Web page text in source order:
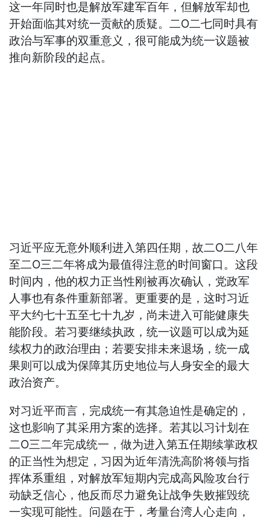
这一年同时也是解放军建军百年，但解放军却也
开始面临其对统一贡献的质疑。二Ο二七同时具有
政治与军事的双重意义，很可能成为统一议题被
推向新阶段的起点。
习近平应无意外顺利进入第四任期，故二Ο二八年
至二Ο三二年将成为最值得注意的时间窗口。这段
时间内，他的权力正当性刚被再次确认，党政军
人事也有条件重新部署。更重要的是，这时习近
平大约七十五至七十九岁，尚未进入可能健康失
能阶段。若习要继续执政，统一议题可以成为延
续权力的政治理由；若要安排未来退场，统一成
果则可以成为保障其历史地位与人身安全的最大
政治资产。
对习近平而言，完成统一有其急迫性是确定的，
这也影响了其采用方案的选择。若其以习计划在
二Ο三二年完成统一，做为进入第五任期续掌政权
的正当性为想定，习因为近年清洗高阶将领与指
挥体系重组，对解放军短期内完成高风险攻台行
动缺乏信心，他反而尽力避免让战争失败摧毁统
一实现可能性。问题在于，考量台湾人心走向，